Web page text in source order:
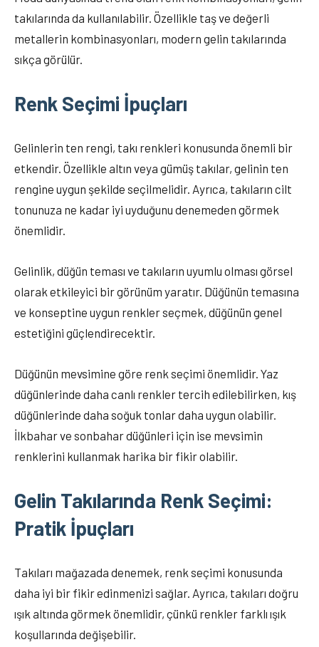
takılarında da kullanılabilir. Özellikle taş ve değerli
metallerin kombinasyonları, modern gelin takılarında
sıkça görülür.
Renk Seçimi İpuçları
Gelinlerin ten rengi, takı renkleri konusunda önemli bir
etkendir. Özellikle altın veya gümüş takılar, gelinin ten
rengine uygun şekilde seçilmelidir. Ayrıca, takıların cilt
tonunuza ne kadar iyi uyduğunu denemeden görmek
önemlidir.
Gelinlik, düğün teması ve takıların uyumlu olması görsel
olarak etkileyici bir görünüm yaratır. Düğünün temasına
ve konseptine uygun renkler seçmek, düğünün genel
estetiğini güçlendirecektir.
Düğünün mevsimine göre renk seçimi önemlidir. Yaz
düğünlerinde daha canlı renkler tercih edilebilirken, kış
düğünlerinde daha soğuk tonlar daha uygun olabilir.
İlkbahar ve sonbahar düğünleri için ise mevsimin
renklerini kullanmak harika bir fikir olabilir.
Gelin Takılarında Renk Seçimi:
Pratik İpuçları
Takıları mağazada denemek, renk seçimi konusunda
daha iyi bir fikir edinmenizi sağlar. Ayrıca, takıları doğru
ışık altında görmek önemlidir, çünkü renkler farklı ışık
koşullarında değişebilir.